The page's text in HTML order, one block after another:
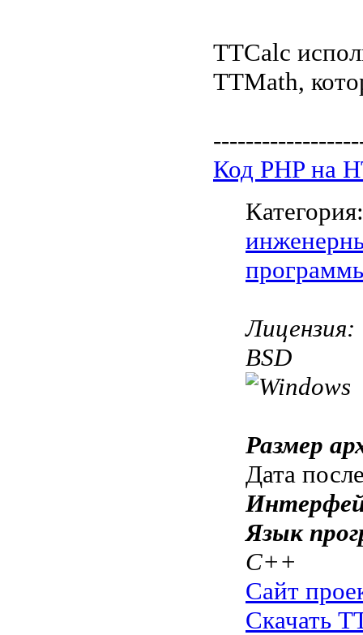
TTCalc
TTMath,
Код PHP на
Лицензия:
BSD
Размер
Дата
Язык
C++
Сайт
Скачать